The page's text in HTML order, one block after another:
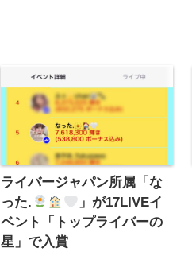
ライバージャパン所属「な
った.
」が17LIVEイ
ベント「トップライバーの
星」で入賞